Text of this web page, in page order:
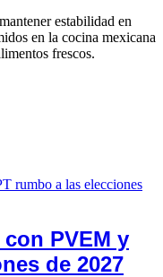
estabilidad en
en la cocina mexicana
frescos.
PVEM y
de 2027